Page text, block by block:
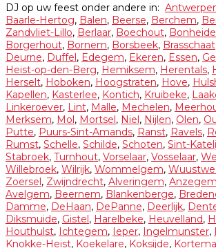
DJ op uw feest onder andere in:
Baarle-Hertog, Balen, Beerse, Berchem,
Zandvliet-Lillo, Berlaar, Boechout,
Borgerhout, Bornem, Borsbeek, Brasschaat
Deurne, Duffel, Edegem, Ekeren, Essen,
Heist-op-den-Berg, Hemiksem, Herentals,
Herselt, Hoboken, Hoogstraten, Hove,
Kapellen, Kasterlee, Kontich, Kruibeke,
Linkeroever, Lint, Malle, Mechelen,
Merksem, Mol, Mortsel, Niel, Nijlen, Olen,
Putte, Puurs-Sint-Amands, Ranst, Ravels,
Rumst, Schelle, Schilde, Schoten, Sint-
Stabroek, Turnhout, Vorselaar, Vosselaar,
Willebroek, Wilrijk, Wommelgem,
Zoersel, Zwijndrecht, Alveringem, Anzegem
Avelgem, Beernem, Blankenberge,
Damme, DeHaan, DePanne, Deerlijk,
Diksmuide, Gistel, Harelbeke, Heuvelland,
Houthulst, Ichtegem, Ieper, Ingelmunster,
Knokke-Heist, Koekelare, Koksijde,